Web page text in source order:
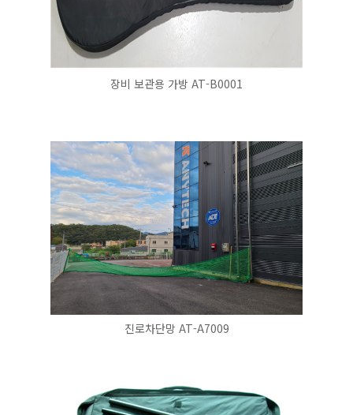
장비 보관용 가방 AT-B0001
진로차단망 AT-A7009